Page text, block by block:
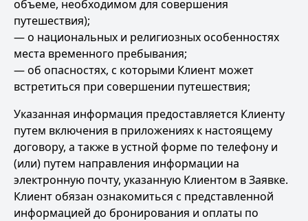
объеме, необходимом для совершения
путешествия);
— о национальных и религиозных особенностях
места временного пребывания;
— об опасностях, с которыми Клиент может
встретиться при совершении путешествия;
Указанная информация предоставляется Клиенту
путем включения в приложениях к настоящему
договору, а также в устной форме по телефону и
(или) путем направления информации на
электронную почту, указанную Клиентом в Заявке.
Клиент обязан ознакомиться с представленной
информацией до бронирования и оплаты по